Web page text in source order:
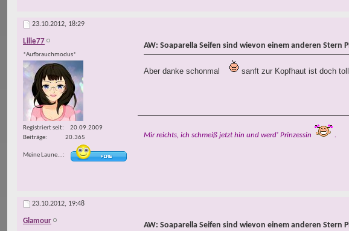
23.10.2012, 18:29
Lilie77
*Aufbrauchmodus*
Registriert seit
20.09.2009
Beiträge
20.365
Meine Laune...
AW: Soaparella Seifen sind wievon einem anderen Stern
Aber danke schonmal sanft zur Kopfhaut ist doch
Mir reichts, ich schmeiß jetzt hin und werd' Prinzessin .
23.10.2012, 19:48
Glamour AW: Soaparella Seifen sind wievon einem anderen Stern